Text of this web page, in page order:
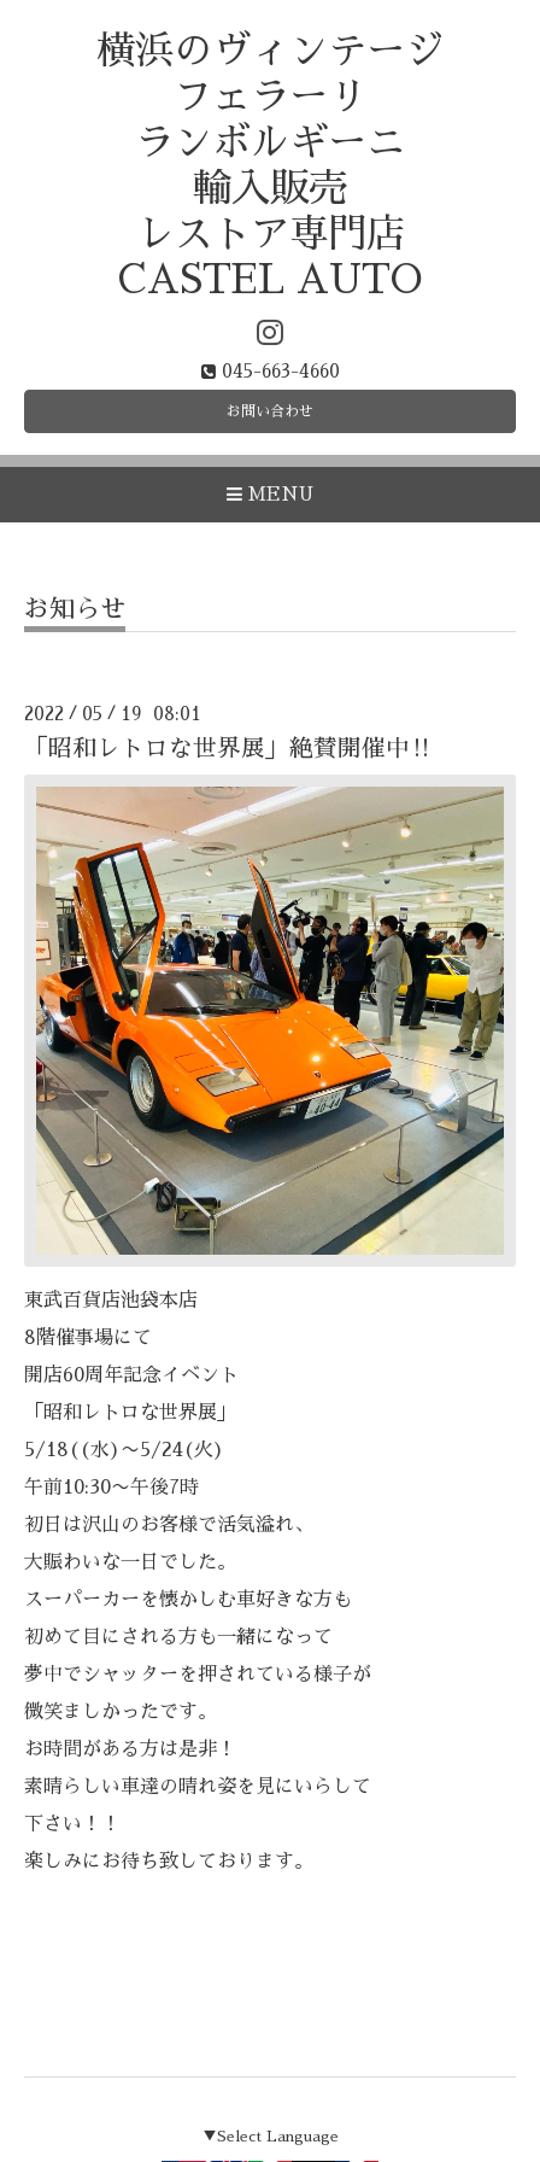
横浜のヴィンテージ
フェラーリ
ランボルギーニ
輸入販売
レストア専門店
CASTEL AUTO
045-663-4660
お問い合わせ
MENU
お知らせ
2022 / 05 / 19 08:01
「昭和レトロな世界展」絶賛開催中‼️
東武百貨店池袋本店
8階催事場にて
開店60周年記念イベント
「昭和レトロな世界展」
5/18((水)〜5/24(火)
午前10:30〜午後7時
初日は沢山のお客様で活気溢れ、
大賑わいな一日でした。
スーパーカーを懐かしむ車好きな方も
初めて目にされる方も一緒になって
夢中でシャッターを押されている様子が
微笑ましかったです。
お時間がある方は是非！
素晴らしい車達の晴れ姿を見にいらして
下さい！！
楽しみにお待ち致しております。
▼Select Language